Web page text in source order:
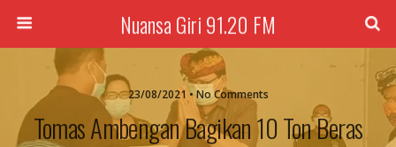
Nuansa Giri 91.20 FM
23/08/2021 • No Comments
Tomas Ambengan Bagikan 10 Ton Beras